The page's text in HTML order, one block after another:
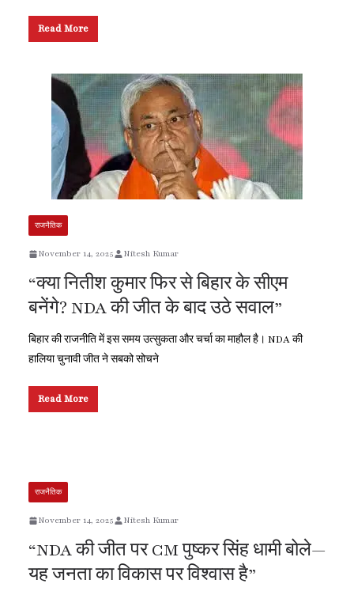
Read More
राजनैतिक
November 14, 2025 Nitesh Kumar
“क्या नितीश कुमार फिर से बिहार के सीएम
बनेंगे? NDA की जीत के बाद उठे सवाल”
बिहार की राजनीति में इस समय उत्सुकता और चर्चा का माहौल है। NDA की
हालिया चुनावी जीत ने सबको सोचने
Read More
राजनैतिक
November 14, 2025 Nitesh Kumar
“NDA की जीत पर CM पुष्कर सिंह धामी बोले—
यह जनता का विकास पर विश्वास है”